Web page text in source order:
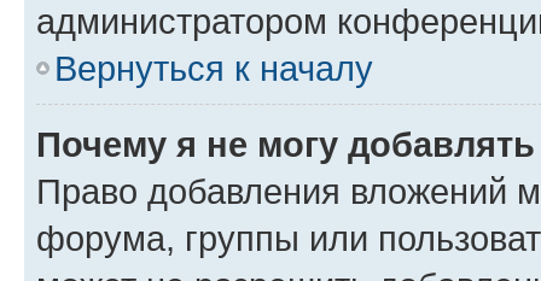
администратором
Вернуться к началу
Почему я не могу
Право добавления вложений
форума, группы или